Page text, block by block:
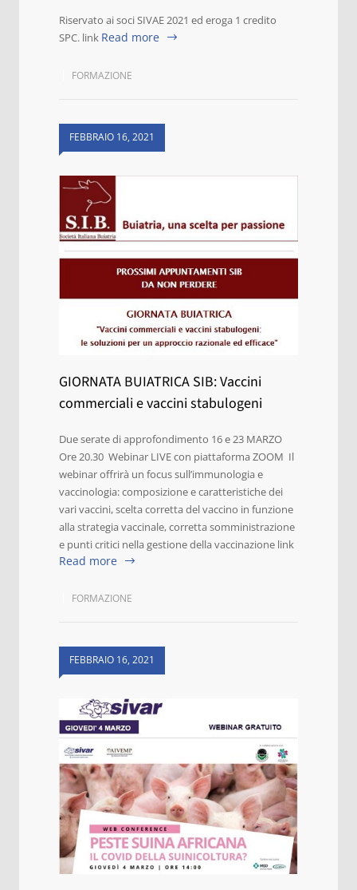
Riservato ai soci SIVAE 2021 ed eroga 1 credito
SPC. link Read more
FORMAZIONE
FEBBRAIO 16, 2021
GIORNATA BUIATRICA SIB: Vaccini
commerciali e vaccini stabulogeni
Due serate di approfondimento 16 e 23 MARZO
Ore 20.30 Webinar LIVE con piattaforma ZOOM Il
webinar offrirà un focus sull’immunologia e
vaccinologia: composizione e caratteristiche dei
vari vaccini, scelta corretta del vaccino in funzione
alla strategia vaccinale, corretta somministrazione
e punti critici nella gestione della vaccinazione link
Read more
FORMAZIONE
FEBBRAIO 16, 2021